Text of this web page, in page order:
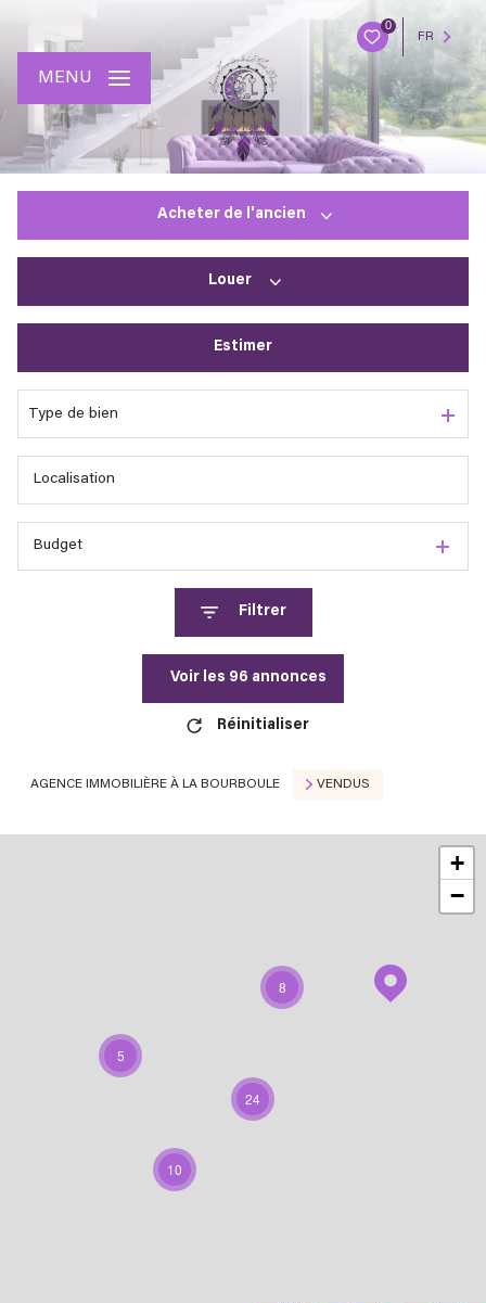
0
FR
MENU
Acheter de l'ancien
Louer
Estimer
Type de bien
Budget
Filtrer
Voir les 96 annonces
Réinitialiser
AGENCE IMMOBILIÈRE À LA BOURBOULE VENDUS
5
8
10
24
+
−